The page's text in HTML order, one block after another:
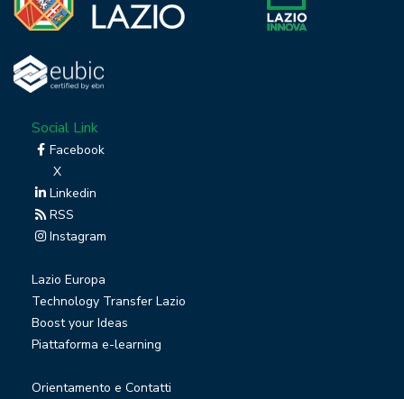
Social Link
Facebook
X
Linkedin
RSS
Instagram
Lazio Europa
Technology Transfer Lazio
Boost your Ideas
Piattaforma e-learning
Orientamento e Contatti